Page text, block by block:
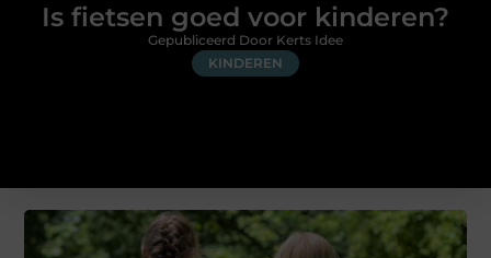
Is fietsen goed voor kinderen?
KINDEREN
Gepubliceerd Door Kerts Idee